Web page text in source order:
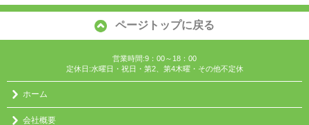
ページトップに戻る
営業時間:9：00～18：00
定休日:水曜日・祝日・第2、第4木曜・その他不定休
ホーム
会社概要